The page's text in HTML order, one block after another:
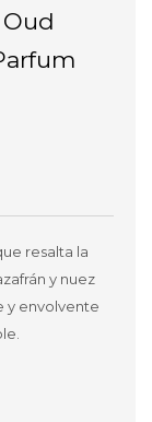
resalta la
y nuez
y envolvente